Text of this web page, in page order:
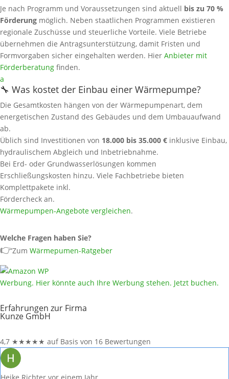
Je nach Programm und Voraussetzungen sind aktuell bis zu 70 %
Förderung möglich. Neben staatlichen Programmen existieren
regionale Zuschüsse und steuerliche Vorteile. Viele Betriebe
übernehmen die Antragsunterstützung, damit Fristen und
Formvorgaben sicher eingehalten werden. Hier Anbieter mit
Förderberatung finden.
a
🔧 Was kostet der Einbau einer Wärmepumpe?
Die Gesamtkosten hängen von der Wärmepumpenart, dem
energetischen Zustand des Gebäudes und dem Umbauaufwand
ab.
Üblich sind Investitionen von 18.000 bis 35.000 € inklusive Einbau,
hydraulischem Abgleich und Inbetriebnahme.
Bei Erd- oder Grundwasserlösungen kommen
Erschließungskosten hinzu. Viele Fachbetriebe bieten
Komplettpakete inkl.
Fördercheck an.
Wärmepumpen‑Angebote vergleichen.
Welche Fragen haben Sie?
👉Zum Wärmepumen-Ratgeber
Werbung. Hier könnte auch Ihre Werbung stehen. Jetzt buchen.
Erfahrungen zur Firma
Kunze GmbH
4,7 ★★★★★ auf Basis von 16 Bewertungen